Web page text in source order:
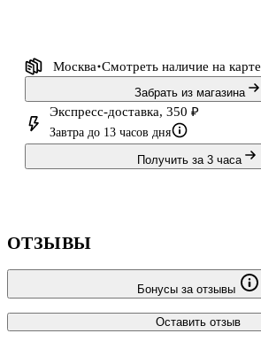
Москва Смотреть наличие на карте
Забрать из магазина
Экспресс-доставка, 350 ₽
Завтра до 13 часов дня
Получить за 3 часа
ОТЗЫВЫ
Бонусы за отзывы
Оставить отзыв